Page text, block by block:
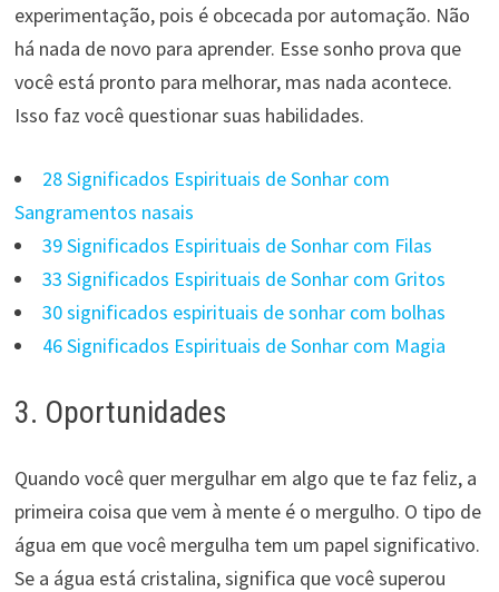
experimentação, pois é obcecada por automação. Não
há nada de novo para aprender. Esse sonho prova que
você está pronto para melhorar, mas nada acontece.
Isso faz você questionar suas habilidades.
28 Significados Espirituais de Sonhar com
Sangramentos nasais
39 Significados Espirituais de Sonhar com Filas
33 Significados Espirituais de Sonhar com Gritos
30 significados espirituais de sonhar com bolhas
46 Significados Espirituais de Sonhar com Magia
3. Oportunidades
Quando você quer mergulhar em algo que te faz feliz, a
primeira coisa que vem à mente é o mergulho. O tipo de
água em que você mergulha tem um papel significativo.
Se a água está cristalina, significa que você superou